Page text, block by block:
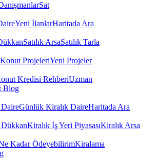
Sat
Yeni İlanlarHaritada Ara
Satılık ArsaSatılık Tarla
ProjeleriYeni Projeler
Kredisi RehberiUzman
Blog
Günlük Kiralık DaireHaritada Ara
Kiralık İş Yeri PiyasasıKiralık Arsa
Kadar ÖdeyebilirimKiralama